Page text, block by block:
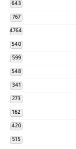
643
767
4764
540
599
548
341
273
162
420
515